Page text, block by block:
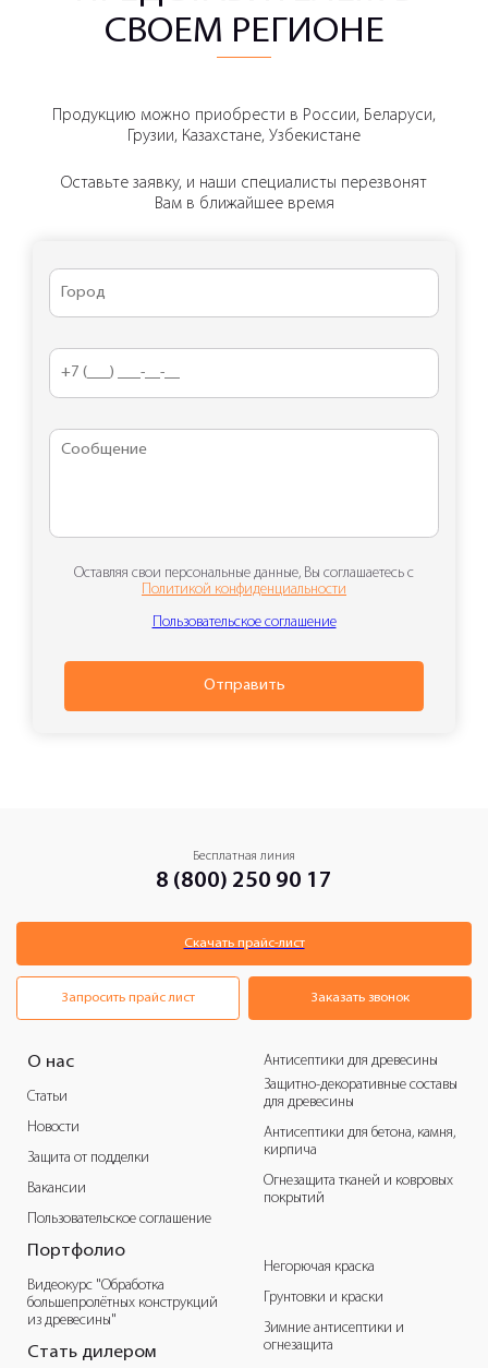
СВОЕМ РЕГИОНЕ
Продукцию можно приобрести в России, Беларуси,
Грузии, Казахстане, Узбекистане
Оставьте заявку, и наши специалисты перезвонят
Вам в ближайшее время
Оставляя свои персональные данные, Вы соглашаетесь с
Политикой конфиденциальности
Пользовательское соглашение
Отправить
Бесплатная линия
8 (800) 250 90 17
Скачать прайс-лист
Запросить прайс лист
О нас
Статьи
Новости
Защита от подделки
Вакансии
Пользовательское соглашение
Портфолио
Видеокурс "Обработка
большепролётных конструкций
из древесины"
Стать дилером
Антисептики для древесины
Защитно-декоративные составы
для древесины
Антисептики для бетона, камня,
кирпича
Огнезащита тканей и ковровых
покрытий
Негорючая краска
Грунтовки и краски
Зимние антисептики и
огнезащита
Заказать звонок